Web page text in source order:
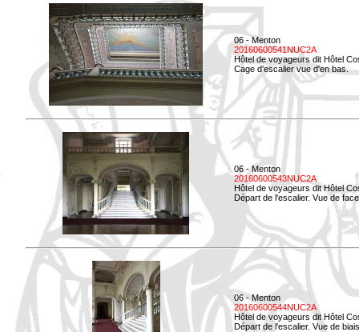
06 - Menton
20160600541NUC2A
Hôtel de voyageurs dit Hôtel
Cage d'escalier vue d'en bas.
06 - Menton
20160600543NUC2A
Hôtel de voyageurs dit Hôtel
Départ de l'escalier. Vue de
06 - Menton
20160600544NUC2A
Hôtel de voyageurs dit Hôtel
Départ de l'escalier. Vue de